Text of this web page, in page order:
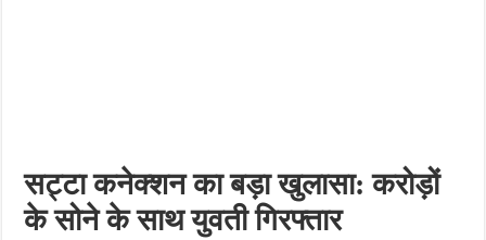
सट्टा कनेक्शन का बड़ा खुलासा: करोड़ों
के सोने के साथ युवती गिरफ्तार